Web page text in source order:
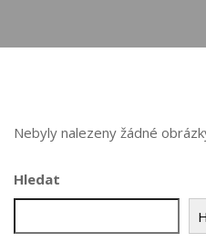
Nebyly nalezeny žádné
Hledat